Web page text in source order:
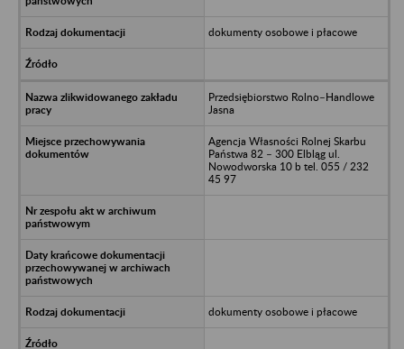
dokumenty osobowe i płacowe
Przedsiębiorstwo Rolno–Handlowe
Jasna
Agencja Własności Rolnej Skarbu
Państwa 82 – 300 Elbląg ul.
Nowodworska 10 b tel. 055 / 232
45 97
dokumenty osobowe i płacowe